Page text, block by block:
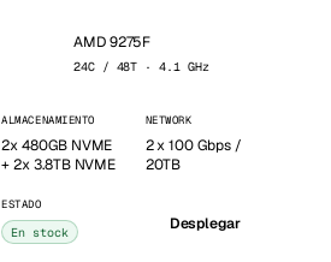
AMD 9275F
24C / 48T · 4.1 GHz
ALMACENAMIENTO
2x 480GB NVME
+ 2x 3.8TB NVME
NETWORK
2 x 100 Gbps /
20TB
ESTADO
En stock Desplegar